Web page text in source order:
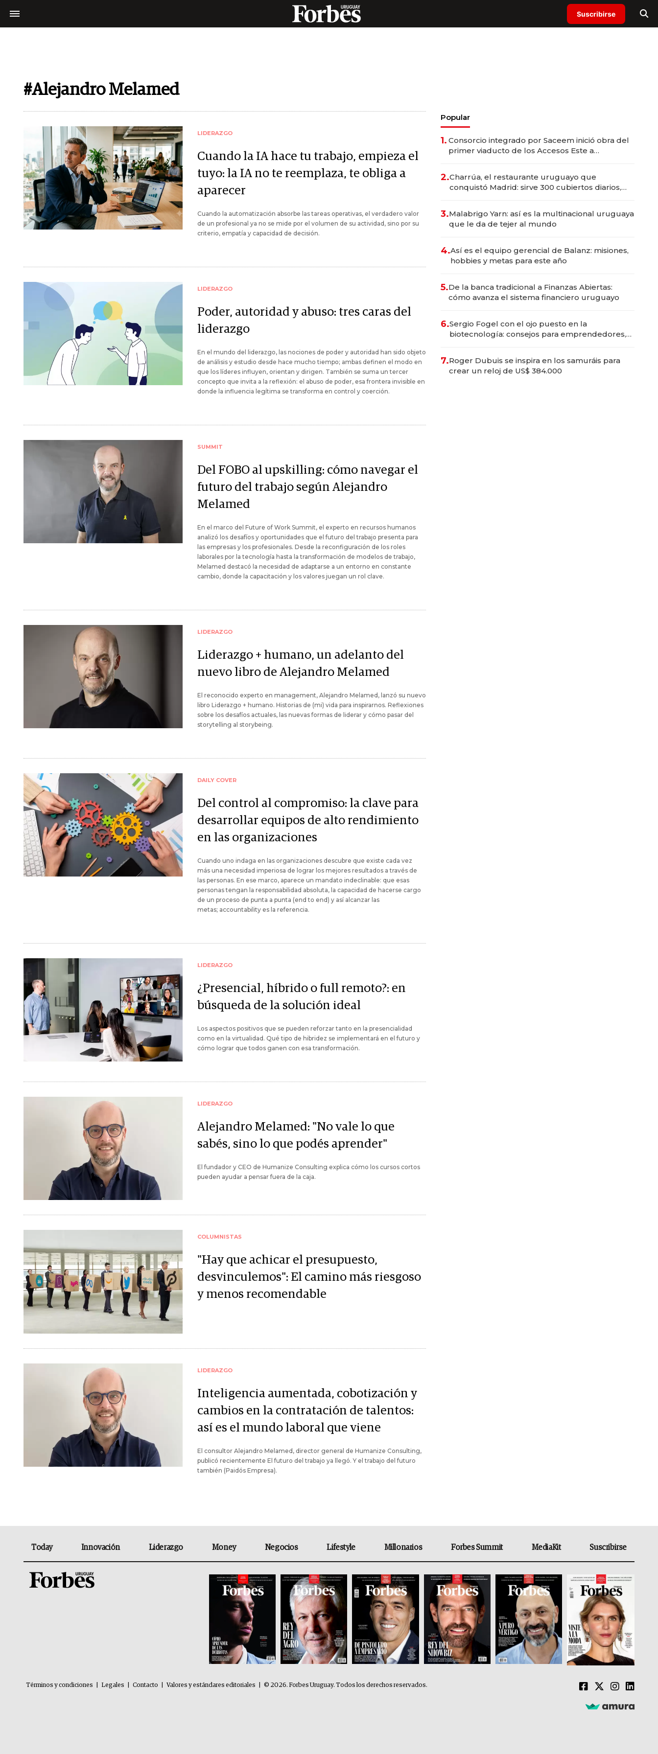
Suscribirse
#Alejandro Melamed
LIDERAZGO
Cuando la IA hace tu trabajo, empieza el
tuyo: la IA no te reemplaza, te obliga a
aparecer
Cuando la automatización absorbe las tareas operativas, el verdadero valor
de un profesional ya no se mide por el volumen de su actividad, sino por su
criterio, empatía y capacidad de decisión.
LIDERAZGO
Poder, autoridad y abuso: tres caras del
liderazgo
En el mundo del liderazgo, las nociones de poder y autoridad han sido objeto
de análisis y estudio desde hace mucho tiempo; ambas definen el modo en
que los líderes influyen, orientan y dirigen. También se suma un tercer
concepto que invita a la reflexión: el abuso de poder, esa frontera invisible en
donde la influencia legítima se transforma en control y coerción.
SUMMIT
Del FOBO al upskilling: cómo navegar el
futuro del trabajo según Alejandro
Melamed
En el marco del Future of Work Summit, el experto en recursos humanos
analizó los desafíos y oportunidades que el futuro del trabajo presenta para
las empresas y los profesionales. Desde la reconfiguración de los roles
laborales por la tecnología hasta la transformación de modelos de trabajo,
Melamed destacó la necesidad de adaptarse a un entorno en constante
cambio, donde la capacitación y los valores juegan un rol clave.
LIDERAZGO
Liderazgo + humano, un adelanto del
nuevo libro de Alejandro Melamed
El reconocido experto en management, Alejandro Melamed, lanzó su nuevo
libro Liderazgo + humano. Historias de (mi) vida para inspirarnos. Reflexiones
sobre los desafíos actuales, las nuevas formas de liderar y cómo pasar del
storytelling al storybeing.
DAILY COVER
Del control al compromiso: la clave para
desarrollar equipos de alto rendimiento
en las organizaciones
Cuando uno indaga en las organizaciones descubre que existe cada vez
más una necesidad imperiosa de lograr los mejores resultados a través de
las personas. En ese marco, aparece un mandato indeclinable: que esas
personas tengan la responsabilidad absoluta, la capacidad de hacerse cargo
de un proceso de punta a punta (end to end) y así alcanzar las
metas; accountability es la referencia.
LIDERAZGO
¿Presencial, híbrido o full remoto?: en
búsqueda de la solución ideal
Los aspectos positivos que se pueden reforzar tanto en la presencialidad
como en la virtualidad. Qué tipo de hibridez se implementará en el futuro y
cómo lograr que todos ganen con esa transformación.
LIDERAZGO
Alejandro Melamed: "No vale lo que
sabés, sino lo que podés aprender"
El fundador y CEO de Humanize Consulting explica cómo los cursos cortos
pueden ayudar a pensar fuera de la caja.
COLUMNISTAS
"Hay que achicar el presupuesto,
desvinculemos": El camino más riesgoso
y menos recomendable
LIDERAZGO
Inteligencia aumentada, cobotización y
cambios en la contratación de talentos:
así es el mundo laboral que viene
El consultor Alejandro Melamed, director general de Humanize Consulting,
publicó recientemente El futuro del trabajo ya llegó. Y el trabajo del futuro
también (Paidós Empresa).
Popular
1. Consorcio integrado por Saceem inició obra del
primer viaducto de los Accesos Este a
2.Charrúa, el restaurante uruguayo que
conquistó Madrid: sirve 300 cubiertos diarios,
3.Malabrigo Yarn: así es la multinacional uruguaya
que le da de tejer al mundo
4.Así es el equipo gerencial de Balanz: misiones,
hobbies y metas para este año
5.De la banca tradicional a Finanzas Abiertas:
cómo avanza el sistema financiero uruguayo
6.Sergio Fogel con el ojo puesto en la
biotecnología: consejos para emprendedores,
7.Roger Dubuis se inspira en los samuráis para
crear un reloj de US$ 384.000
Today Innovación Liderazgo Money Negocios Lifestyle Millonarios Forbes Summit MediaKit Suscribirse
Términos y condiciones Legales Contacto Valores y estándares editoriales © 2026. Forbes Uruguay. Todos los derechos reservados.